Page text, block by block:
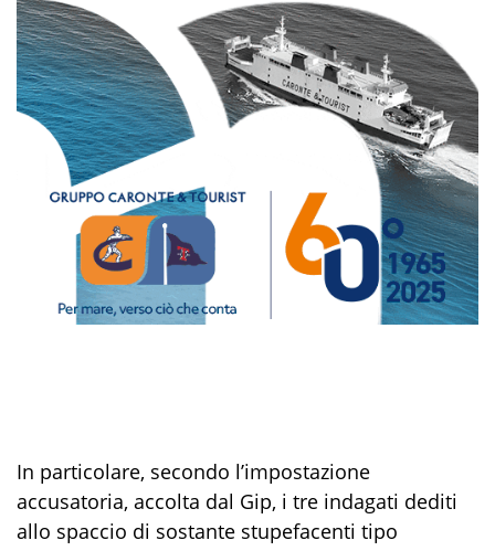
In particolare, secondo l’impostazione
accusatoria, accolta dal Gip, i tre indagati dediti
allo spaccio di sostante stupefacenti tipo